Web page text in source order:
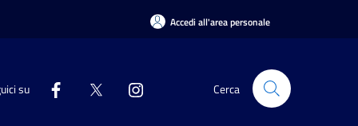
Accedi all'area personale
su Cerca